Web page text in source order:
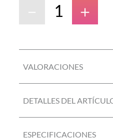
＋
－
VALORACIONES
DETALLES DEL
ESPECIFICACIONES